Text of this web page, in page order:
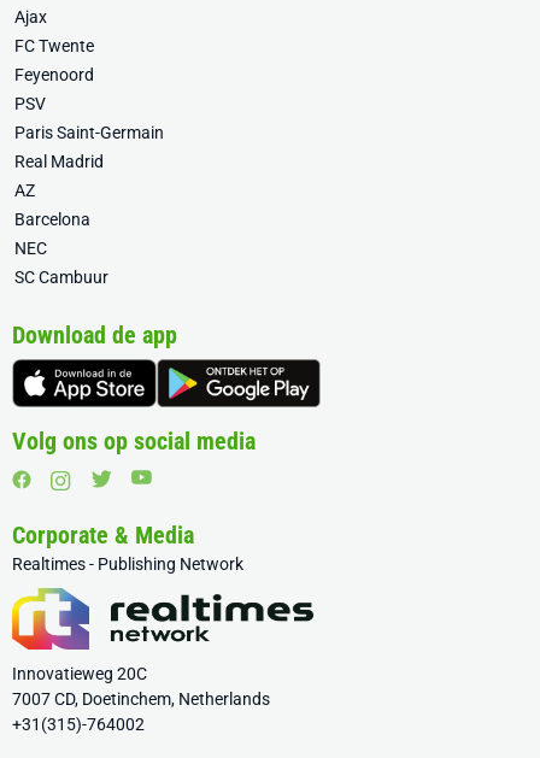
Ajax
FC Twente
Feyenoord
PSV
Paris Saint-Germain
Real Madrid
AZ
Barcelona
NEC
SC Cambuur
Download de app
Volg ons op social media
Corporate & Media
Realtimes - Publishing Network
Innovatieweg 20C
7007 CD, Doetinchem, Netherlands
+31(315)-764002